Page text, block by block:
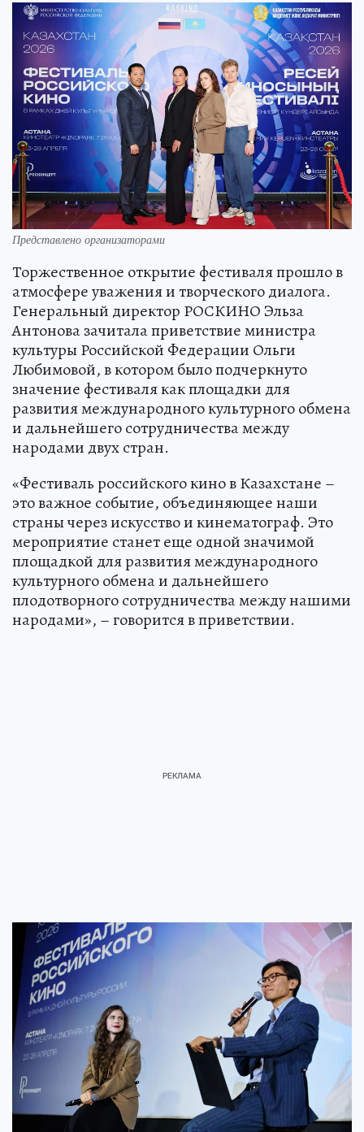
Представлено организаторами
Торжественное открытие фестиваля прошло в
атмосфере уважения и творческого диалога.
Генеральный директор РОСКИНО Эльза
Антонова зачитала приветствие министра
культуры Российской Федерации Ольги
Любимовой, в котором было подчеркнуто
значение фестиваля как площадки для
развития международного культурного обмена
и дальнейшего сотрудничества между
народами двух стран.
«Фестиваль российского кино в Казахстане –
это важное событие, объединяющее наши
страны через искусство и кинематограф. Это
мероприятие станет еще одной значимой
площадкой для развития международного
культурного обмена и дальнейшего
плодотворного сотрудничества между нашими
народами», – говорится в приветствии.